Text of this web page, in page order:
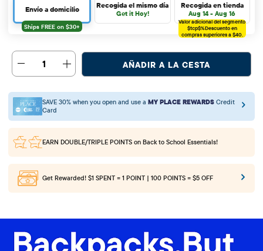
Envío a domicilio Recogida el mismo día
Get it Hoy!
Recogida en tienda
Aug 14 - Aug 16
Valor adicional del segmento
$tcp$%Descuento en
compras superiores a $40.
1 AÑADIR A LA CESTA
SAVE 30% when you open and use a MY PLACE REWARDS Credit
Card
EARN DOUBLE/TRIPLE POINTS on Back to School Essentials!
Get Rewarded! $1 SPENT = 1 POINT | 100 POINTS = $5 OFF